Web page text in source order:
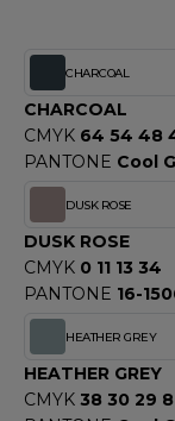
SHIRT
T'S
SERIE
CHARCOAL
CHARCOAL
CMYK 64 54 48
PANTONE Cool
DUSK ROSE
DUSK ROSE
CMYK 0 11 13 34
PANTONE 16-
HEATHER GREY
HEATHER GREY
CMYK 38 30 29 8